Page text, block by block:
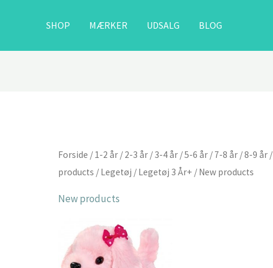
SHOP MÆRKER UDSALG BLOG
Forside / 1-2 år / 2-3 år / 3-4 år /5-6 år / 7-8 år /8-9 år /
products / Legetøj / Legetøj 3 År+ / New products
New products